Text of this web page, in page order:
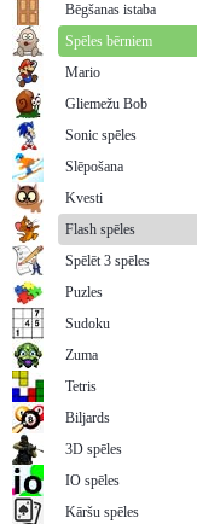
Bēgšanas istaba
Spēles bērniem
Mario
Gliemežu Bob
Sonic spēles
Slēpošana
Kvesti
Flash spēles
Spēlēt 3 spēles
Puzles
Sudoku
Zuma
Tetris
Biljards
3D spēles
IO spēles
Kāršu spēles